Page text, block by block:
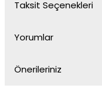
Taksit Seçenekleri
Yorumlar
Önerileriniz